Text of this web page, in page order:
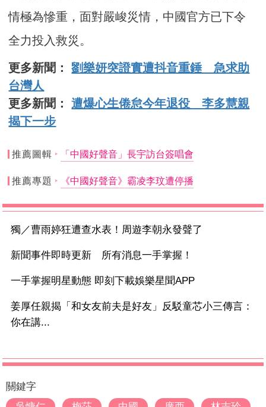
情極為慘重，面對嚴峻災情，中國官方已下令
全力投入救災。
更多新聞：劉樂妍突證實遭抖音重錘 急求助
台灣人
更多新聞：遭爆心生倦怠今年退役 李多慧親
揭下一步
推薦圖輯 「中國好聲音」長宇訪台簽唱會
推薦專題 《中國好聲音》霸凌李玟遭停播
獨／曹雨婷狂遭查水表！周遊李朝永發聲了
新聞事件即時更新 所有消息一手掌握！
一手掌握明星動態 即刻下載娛樂星聞APP
姜厚任親揭「和女友前夫是好友」反駁童芯小三傳言：
你在講...
關鍵字